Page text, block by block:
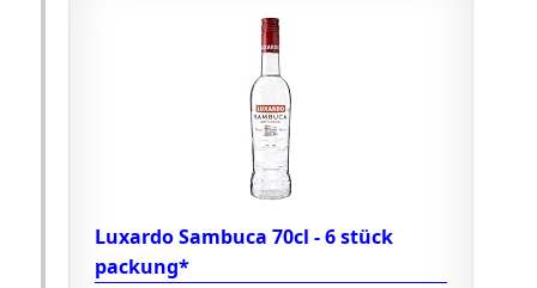
Luxardo Sambuca 70cl - 6 stück
packung*